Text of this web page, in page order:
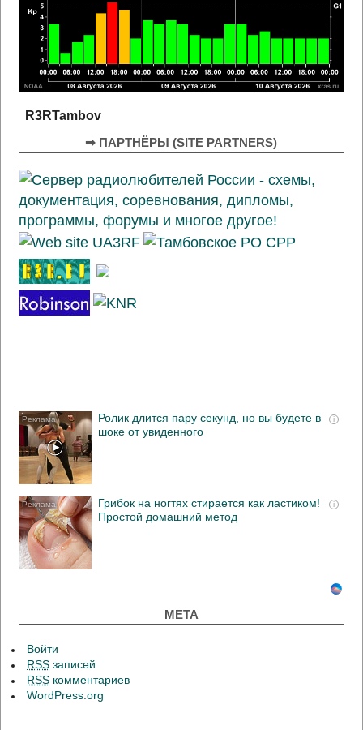
R3RTambov
➡ ПАРТНЁРЫ (SITE PARTNERS)
i
Ролик длится пару секунд, но вы будете в
шоке от увиденного
i
Грибок на ногтях стирается как ластиком!
Простой домашний метод
МЕТА
Войти
RSS записей
RSS комментариев
WordPress.org